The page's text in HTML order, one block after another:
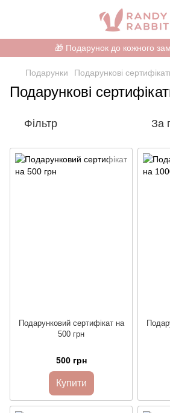
🎁 Подарунок до кожного
Подарунки Подарункові
Подарункові
Фільтр За
Подарунковий сертифікат на
500 грн
500 грн
Купити